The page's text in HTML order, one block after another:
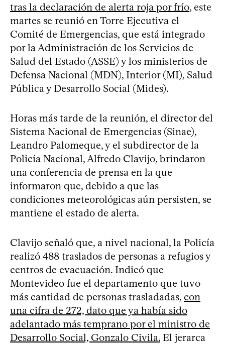
tras la declaración de alerta roja por frío, este
martes se reunió en Torre Ejecutiva el
Comité de Emergencias, que está integrado
por la Administración de los Servicios de
Salud del Estado (ASSE) y los ministerios de
Defensa Nacional (MDN), Interior (MI), Salud
Pública y Desarrollo Social (Mides).
Horas más tarde de la reunión, el director del
Sistema Nacional de Emergencias (Sinae),
Leandro Palomeque, y el subdirector de la
Policía Nacional, Alfredo Clavijo, brindaron
una conferencia de prensa en la que
informaron que, debido a que las
condiciones meteorológicas aún persisten, se
mantiene el estado de alerta.
Clavijo señaló que, a nivel nacional, la Policía
realizó 488 traslados de personas a refugios y
centros de evacuación. Indicó que
Montevideo fue el departamento que tuvo
más cantidad de personas trasladadas, con
una cifra de 272, dato que ya había sido
adelantado más temprano por el ministro de
Desarrollo Social, Gonzalo Civila. El jerarca